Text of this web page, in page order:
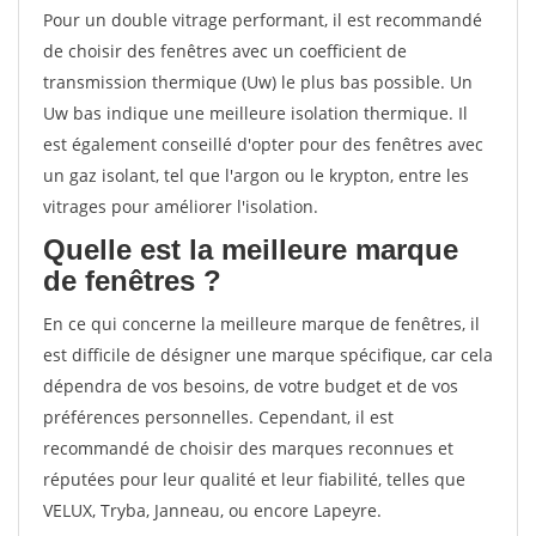
Pour un double vitrage performant, il est recommandé
de choisir des fenêtres avec un coefficient de
transmission thermique (Uw) le plus bas possible. Un
Uw bas indique une meilleure isolation thermique. Il
est également conseillé d'opter pour des fenêtres avec
un gaz isolant, tel que l'argon ou le krypton, entre les
vitrages pour améliorer l'isolation.
Quelle est la meilleure marque
de fenêtres ?
En ce qui concerne la meilleure marque de fenêtres, il
est difficile de désigner une marque spécifique, car cela
dépendra de vos besoins, de votre budget et de vos
préférences personnelles. Cependant, il est
recommandé de choisir des marques reconnues et
réputées pour leur qualité et leur fiabilité, telles que
VELUX, Tryba, Janneau, ou encore Lapeyre.